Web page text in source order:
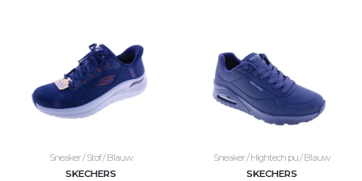
Sneaker / Stof / Blauw
SKECHERS
Sneaker / Hightech pu / Blauw
SKECHERS